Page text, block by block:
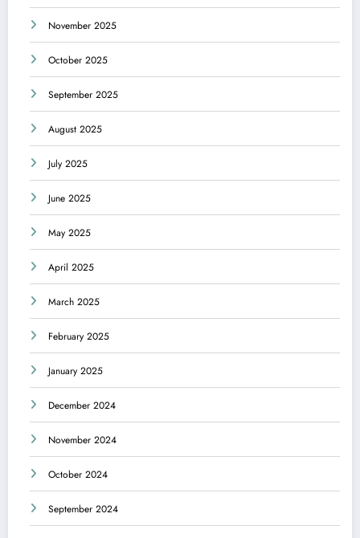
November 2025
October 2025
September 2025
August 2025
July 2025
June 2025
May 2025
April 2025
March 2025
February 2025
January 2025
December 2024
November 2024
October 2024
September 2024